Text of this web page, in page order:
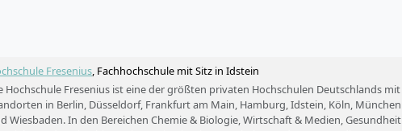
Fresenius, Fachhochschule mit Sitz in Idstein
Hochschule Fresenius ist eine der größten privaten Hochschulen Deutschlands mit
in Berlin, Düsseldorf, Frankfurt am Main, Hamburg, Idstein, Köln, München
Wiesbaden. In den Bereichen Chemie & Biologie, Wirtschaft & Medien, Gesundheit